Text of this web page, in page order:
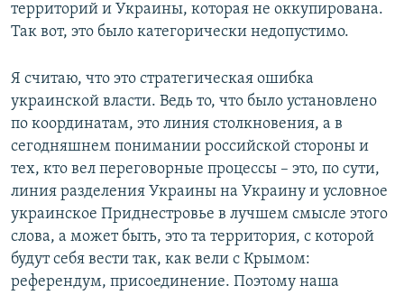
территорий и Украины, которая не оккупирована.
Так вот, это было категорически недопустимо.
Я считаю, что это стратегическая ошибка
украинской власти. Ведь то, что было установлено
по координатам, это линия столкновения, а в
сегодняшнем понимании российской стороны и
тех, кто вел переговорные процессы – это, по сути,
линия разделения Украины на Украину и условное
украинское Приднестровье в лучшем смысле этого
слова, а может быть, это та территория, с которой
будут себя вести так, как вели с Крымом:
референдум, присоединение. Поэтому наша